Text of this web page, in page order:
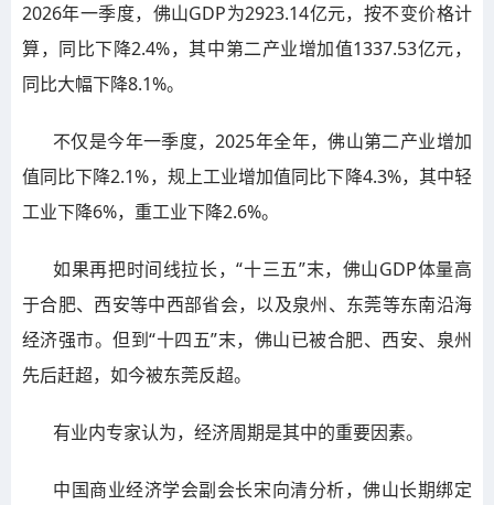
2026年一季度，佛山GDP为2923.14亿元，按不变价格计
算，同比下降2.4%，其中第二产业增加值1337.53亿元，
同比大幅下降8.1%。
不仅是今年一季度，2025年全年，佛山第二产业增加
值同比下降2.1%，规上工业增加值同比下降4.3%，其中轻
工业下降6%，重工业下降2.6%。
如果再把时间线拉长，“十三五”末，佛山GDP体量高
于合肥、西安等中西部省会，以及泉州、东莞等东南沿海
经济强市。但到“十四五”末，佛山已被合肥、西安、泉州
先后赶超，如今被东莞反超。
有业内专家认为，经济周期是其中的重要因素。
中国商业经济学会副会长宋向清分析，佛山长期绑定